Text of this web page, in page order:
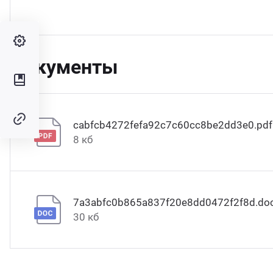
Документы
cabfcb4272fefa92c7c60cc8be2dd3e0.pdf
8 кб
30 кб